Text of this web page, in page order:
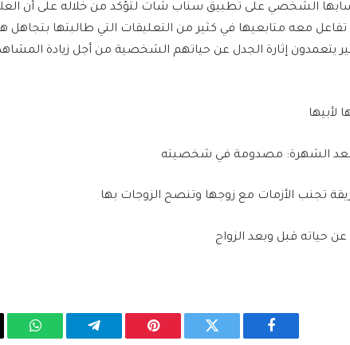
الشخصي على تطبيق سناب شات لتؤكد من خلاله على أن
معه متابعيها في كثير من التعليقات التي طالبتها بتجاهل
يتعمدون إثارة الجدل عن حياتهم الشخصية من أجل زيادة
لأبيها
بعد الشهرة: مصدومة في شخصيته
تجنب الأزمات مع زوجها وتنصح الزوجات بها
حياته قبل وبعد الزواج
فيسبوك تويتر بينتيريستتيلقرام